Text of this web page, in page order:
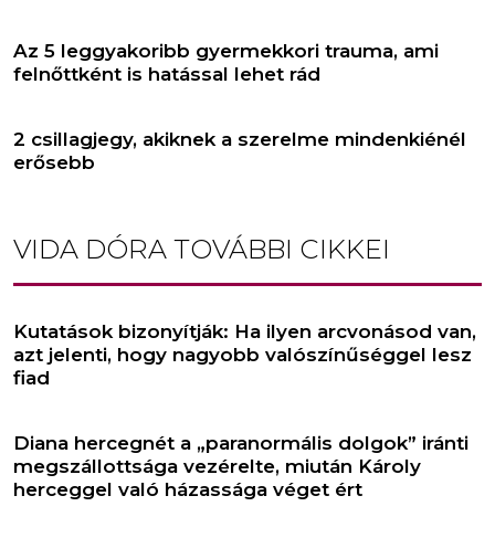
Az 5 leggyakoribb gyermekkori trauma, ami
felnőttként is hatással lehet rád
2 csillagjegy, akiknek a szerelme mindenkiénél
erősebb
VIDA DÓRA TOVÁBBI CIKKEI
Kutatások bizonyítják: Ha ilyen arcvonásod van,
azt jelenti, hogy nagyobb valószínűséggel lesz
fiad
Diana hercegnét a „paranormális dolgok” iránti
megszállottsága vezérelte, miután Károly
herceggel való házassága véget ért